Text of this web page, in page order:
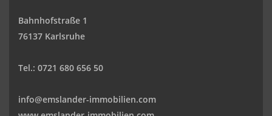
Bahnhofstraße 1
76137 Karlsruhe
Tel.: 0721 680 656 50
info@emslander-immobilien.com